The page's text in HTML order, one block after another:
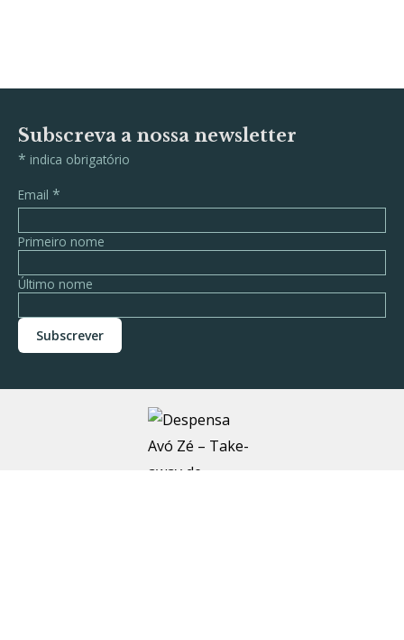
Subscreva a nossa newsletter
* indica obrigatório
Email *
Primeiro nome
Último nome